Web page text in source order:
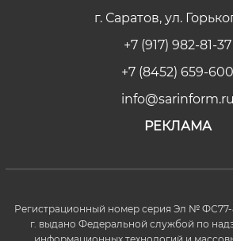
г. Саратов, ул.
+7 (917) 982-81-37
+7 (8452) 659-600
info@sarinform.ru
РЕКЛАМА
Регистрационный номер серия Эл № ФС77-
г. выдано Федеральной службой по